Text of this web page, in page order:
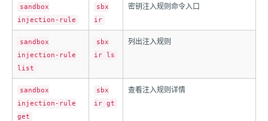
sandbox
injection-rule
sbx
ir
密钥注入规则命令入口
sandbox
injection-rule
list
sbx
ir ls
列出注入规则
sandbox
injection-rule
get
sbx
ir gt
查看注入规则详情